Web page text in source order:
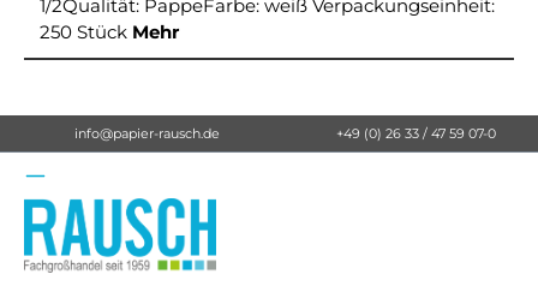
1/2Qualität: PappeFarbe: weiß Verpackungseinheit:
250 Stück Mehr
info@papier-rausch.de +49 (0) 26 33 / 47 59 07-0